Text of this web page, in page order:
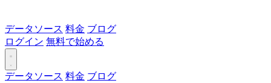
データソース 料金 ブログ
ログイン 無料で始める
データソース 料金 ブログ